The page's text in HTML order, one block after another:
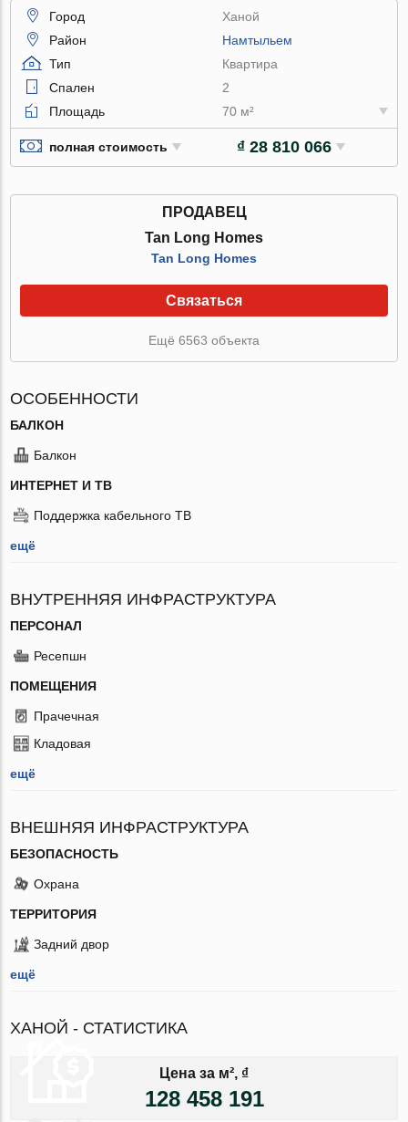
Город
Ханой
Район
Намтыльем
Тип
Квартира
Спален
2
Площадь
70 м²
полная стоимость ₫ 28 810 066
ПРОДАВЕЦ
Tan Long Homes
Tan Long Homes
Связаться
Ещё 6563 объекта
ОСОБЕННОСТИ
БАЛКОН
Балкон
ИНТЕРНЕТ И ТВ
Поддержка кабельного ТВ
ещё
ВНУТРЕННЯЯ ИНФРАСТРУКТУРА
ПЕРСОНАЛ
Ресепшн
ПОМЕЩЕНИЯ
Прачечная
Кладовая
ещё
ВНЕШНЯЯ ИНФРАСТРУКТУРА
БЕЗОПАСНОСТЬ
Охрана
ТЕРРИТОРИЯ
Задний двор
ещё
ХАНОЙ - СТАТИСТИКА
Цена за м², ₫
128 458 191